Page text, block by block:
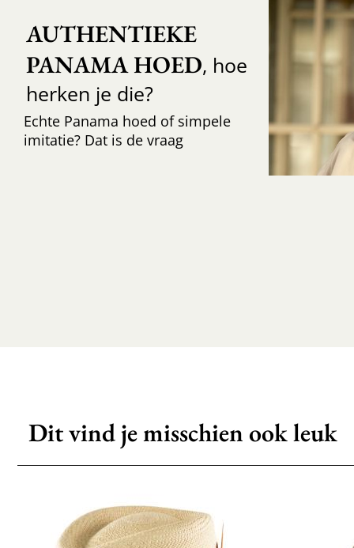
AUTHENTIEKE
PANAMA HOED, hoe
herken je die?
Echte Panama hoed of simpele
imitatie? Dat is de vraag
Dit vind je misschien ook leuk